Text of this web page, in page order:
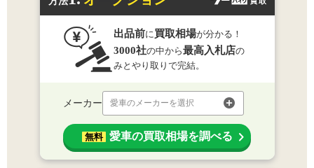
出品前に買取相場が分かる！
3000社の中から最高入札店の
みとやり取りで完結。
メーカー 愛車のメーカーを選択
無料 愛車の買取相場を調べる